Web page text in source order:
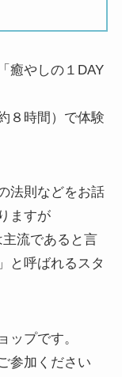
癒やしの１DAY
８時間）で体験
法則などをお話
ますが
流であると言
と呼ばれるスタ
ップです。
参加ください